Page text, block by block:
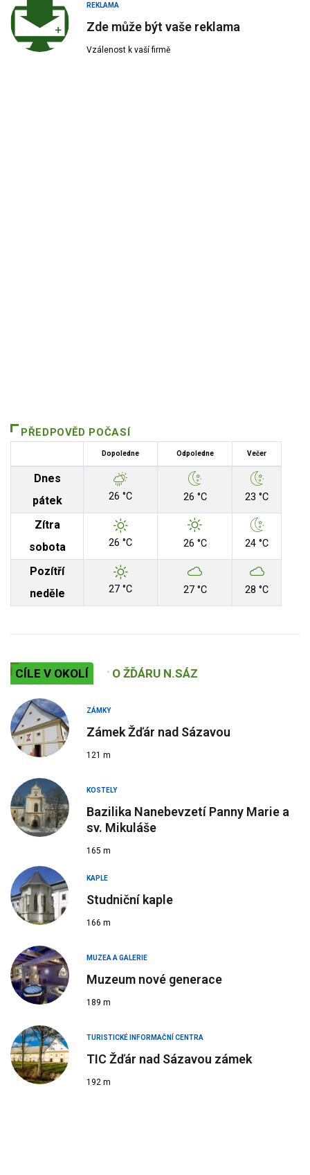
REKLAMA
Zde může být vaše reklama
Vzálenost k vaší firmě
PŘEDPOVĚD POČASÍ
Dopoledne Odpoledne Večer
Dnes
pátek
26 °C 26 °C 23 °C
Zítra
sobota
26 °C 26 °C 24 °C
Pozítří
neděle
27 °C 27 °C 28 °C
CÍLE V OKOLÍ O ŽĎÁRU N.SÁZ
ZÁMKY
Zámek Žďár nad Sázavou
121 m
KOSTELY
Bazilika Nanebevzetí Panny Marie a
sv. Mikuláše
165 m
KAPLE
Studniční kaple
166 m
MUZEA A GALERIE
Muzeum nové generace
189 m
TURISTICKÉ INFORMAČNÍ CENTRA
TIC Žďár nad Sázavou zámek
192 m